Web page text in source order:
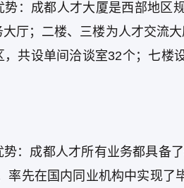
：成都人才大厦是西部地区
厅；二楼、三楼为人才交流
共设单间洽谈室32个；七楼
：成都人才所有业务都具备
率先在国内同业机构中实现